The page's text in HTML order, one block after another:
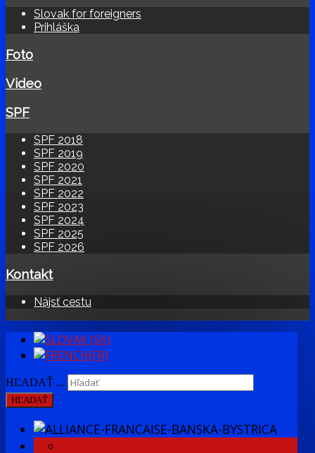
Slovak for foreigners
Prihláška
Foto
Video
SPF
SPF 2018
SPF 2019
SPF 2020
SPF 2021
SPF 2022
SPF 2023
SPF 2024
SPF 2025
SPF 2026
Kontakt
Nájsť cestu
HĽADAŤ ...
HĽADAŤ